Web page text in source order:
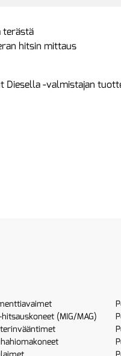
terästä
hitsin mittaus
Diesella -valmistajan
(MIG/MAG)